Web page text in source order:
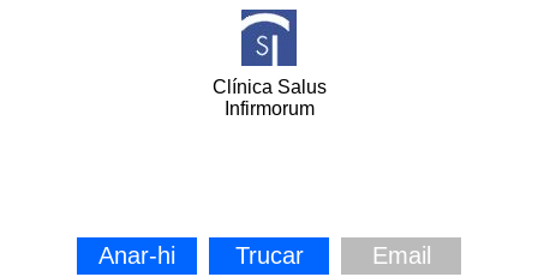
Clínica Salus
Infirmorum
Anar-hi Trucar Email